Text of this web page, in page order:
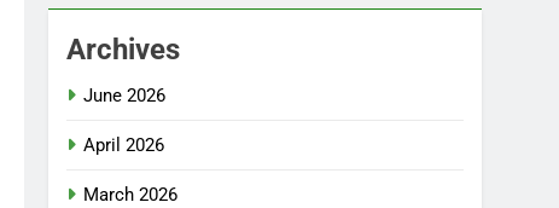
Archives
June 2026
April 2026
March 2026